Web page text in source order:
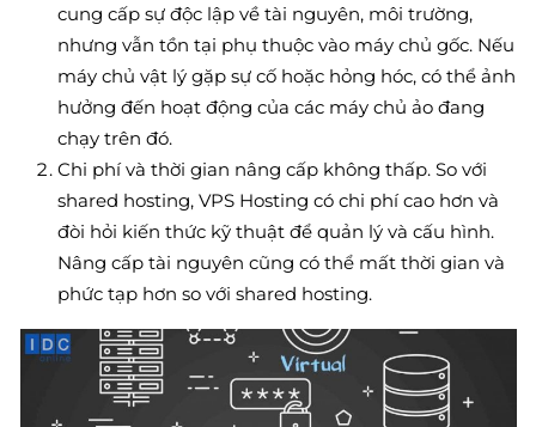
cung cấp sự độc lập về tài nguyên, môi trường,
nhưng vẫn tồn tại phụ thuộc vào máy chủ gốc. Nếu
máy chủ vật lý gặp sự cố hoặc hỏng hóc, có thể ảnh
hưởng đến hoạt động của các máy chủ ảo đang
chạy trên đó.
Chi phí và thời gian nâng cấp không thấp. So với
shared hosting, VPS Hosting có chi phí cao hơn và
đòi hỏi kiến thức kỹ thuật để quản lý và cấu hình.
Nâng cấp tài nguyên cũng có thể mất thời gian và
phức tạp hơn so với shared hosting.